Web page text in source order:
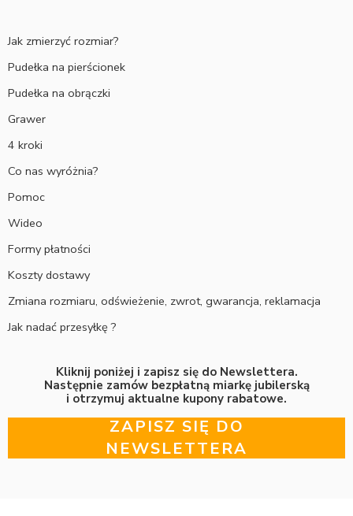
Jak zmierzyć rozmiar?
Pudełka na pierścionek
Pudełka na obrączki
Grawer
4 kroki
Co nas wyróżnia?
Pomoc
Wideo
Formy płatności
Koszty dostawy
Zmiana rozmiaru, odświeżenie, zwrot, gwarancja, reklamacja
Jak nadać przesyłkę ?
Kliknij poniżej i zapisz się do Newslettera.
Następnie zamów bezpłatną miarkę jubilerską
i otrzymuj aktualne kupony rabatowe.
ZAPISZ SIĘ DO
NEWSLETTERA